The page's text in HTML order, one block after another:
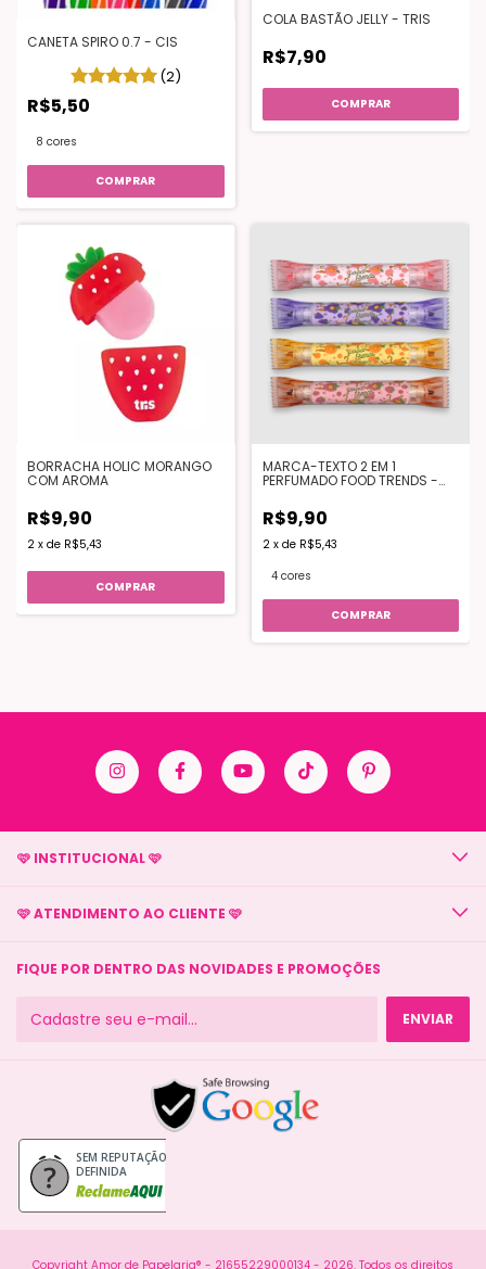
CANETA SPIRO 0.7 - CIS
(2)
R$5,50
8 cores
COMPRAR
COLA BASTÃO JELLY - TRIS
R$7,90
COMPRAR
BORRACHA HOLIC MORANGO
COM AROMA
R$9,90
2 x de R$5,43
MARCA-TEXTO 2 EM 1
PERFUMADO FOOD TRENDS -
R$9,90
2 x de R$5,43
4 cores
COMPRAR
🩷 INSTITUCIONAL 🩷
🩷 ATENDIMENTO AO CLIENTE 🩷
FIQUE POR DENTRO DAS NOVIDADES E PROMOÇÕES
SEM REPUTAÇÃO
DEFINIDA
Copyright Amor de Papelaria® - 21655229000134 - 2026. Todos os direitos